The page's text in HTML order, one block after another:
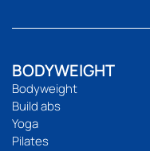
BODYWEIGHT
Bodyweight
Build abs
Yoga
Pilates